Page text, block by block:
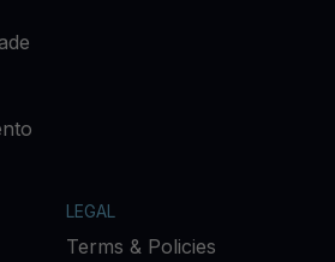
LEGAL
Terms & Policies